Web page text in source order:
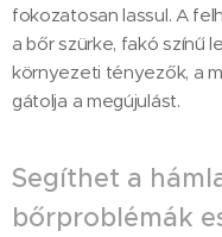
fokozatosan lassul. A
a bőr szürke, fakó színű
környezeti tényezők, a
gátolja a megújulást.
Segíthet a
bőrproblémák